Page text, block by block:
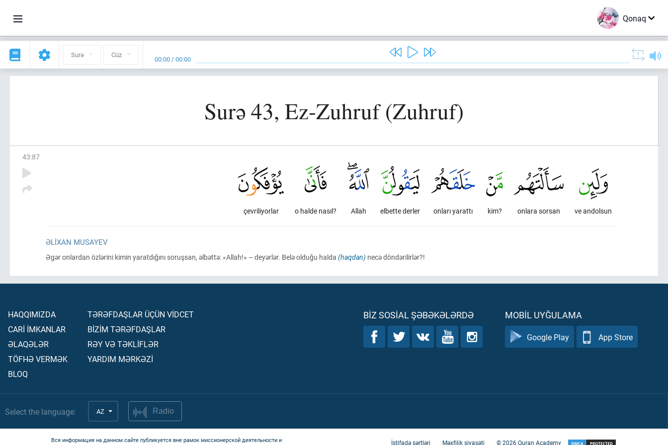
Qonaq
Surə Cüz 00:00 /00:00
Surə 43, Ez-Zuhruf (Zuhruf)
43:87
ve andolsun
onlara sorsan
kim?
onları yarattı
elbette derler
Allah
o halde nasıl?
çevriliyorlar
ƏLIXAN MUSAYEV
Əgər onlardan özlərini kimin yaratdığını soruşsan, əlbəttə: «Allah!» – deyərlər. Belə olduğu halda (haqdan) necə döndərilirlər?!
HAQQIMIZDA
CARİ İMKANLAR
ƏLAQƏLƏR
TÖFHƏ VERMƏK
BLOQ
TƏRƏFDAŞLAR ÜÇÜN VİDCET
BİZİM TƏRƏFDAŞLAR
RƏY VƏ TƏKLİFLƏR
YARDIM MƏRKƏZİ
BIZ SOSIAL ŞƏBƏKƏLƏRDƏ MOBIL UYĞULAMA
Google Play App Store
Select the language: AZ Radio
Вся информация на данном сайте публикуется вне рамок миссионерской деятельности и
İstifadə şərtləri Məxfilik siyasəti ©2026Quran Academy